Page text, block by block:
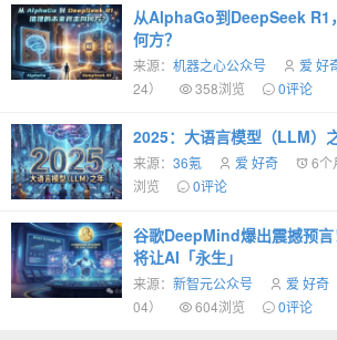
从AlphaGo到DeepSeek R1
何方？
来源： 机器之心公众号 爱 好
24）
358浏览 0评论
2025：大语言模型（LLM）
来源： 36氪 爱 好奇 6个
浏览
0评论
谷歌DeepMind爆出震撼预
将让AI「永生」
来源： 新智元公众号 爱 好奇
04）
604浏览 0评论